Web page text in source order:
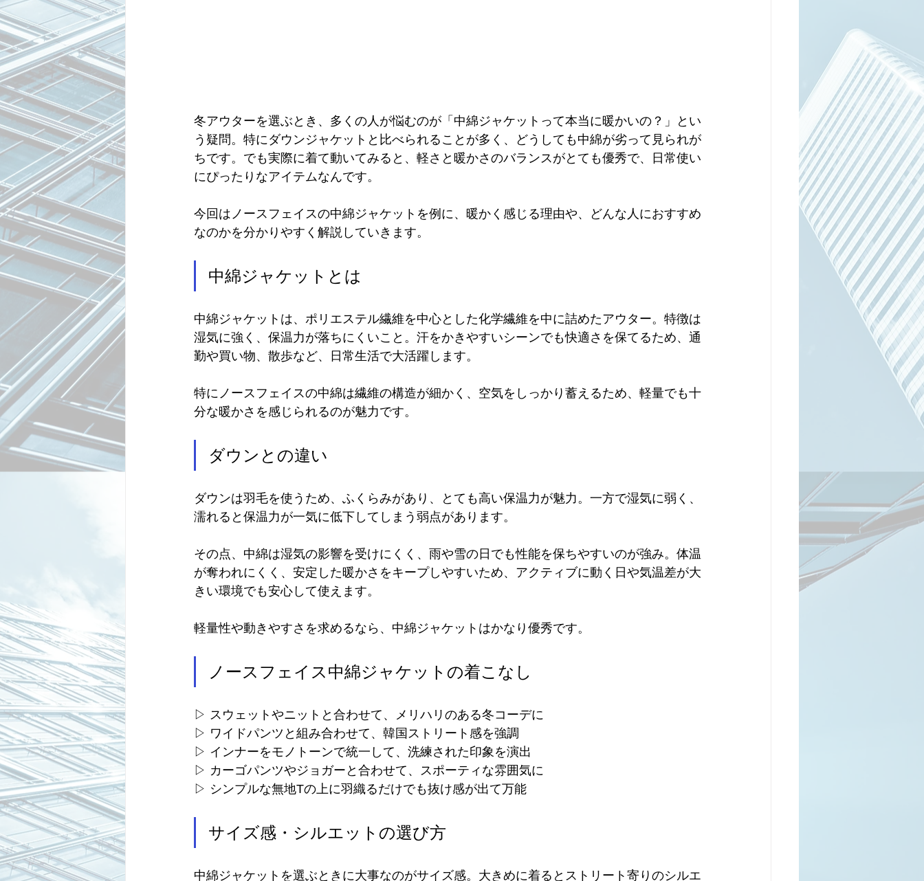
冬アウターを選ぶとき、多くの人が悩むのが「中綿ジャケットって本当に暖かいの？」とい
う疑問。特にダウンジャケットと比べられることが多く、どうしても中綿が劣って見られが
ちです。でも実際に着て動いてみると、軽さと暖かさのバランスがとても優秀で、日常使い
にぴったりなアイテムなんです。
今回はノースフェイスの中綿ジャケットを例に、暖かく感じる理由や、どんな人におすすめ
なのかを分かりやすく解説していきます。
中綿ジャケットとは
中綿ジャケットは、ポリエステル繊維を中心とした化学繊維を中に詰めたアウター。特徴は
湿気に強く、保温力が落ちにくいこと。汗をかきやすいシーンでも快適さを保てるため、通
勤や買い物、散歩など、日常生活で大活躍します。
特にノースフェイスの中綿は繊維の構造が細かく、空気をしっかり蓄えるため、軽量でも十
分な暖かさを感じられるのが魅力です。
ダウンとの違い
ダウンは羽毛を使うため、ふくらみがあり、とても高い保温力が魅力。一方で湿気に弱く、
濡れると保温力が一気に低下してしまう弱点があります。
その点、中綿は湿気の影響を受けにくく、雨や雪の日でも性能を保ちやすいのが強み。体温
が奪われにくく、安定した暖かさをキープしやすいため、アクティブに動く日や気温差が大
きい環境でも安心して使えます。
軽量性や動きやすさを求めるなら、中綿ジャケットはかなり優秀です。
ノースフェイス中綿ジャケットの着こなし
▷ スウェットやニットと合わせて、メリハリのある冬コーデに
▷ ワイドパンツと組み合わせて、韓国ストリート感を強調
▷ インナーをモノトーンで統一して、洗練された印象を演出
▷ カーゴパンツやジョガーと合わせて、スポーティな雰囲気に
▷ シンプルな無地Tの上に羽織るだけでも抜け感が出て万能
サイズ感・シルエットの選び方
中綿ジャケットを選ぶときに大事なのがサイズ感。大きめに着るとストリート寄りのシルエ